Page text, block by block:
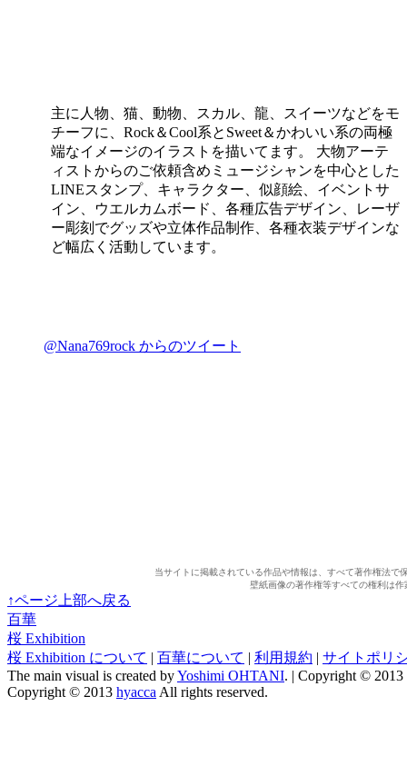
主に人物、猫、動物、スカル、龍、スイーツなどをモ
チーフに、Rock＆Cool系とSweet＆かわいい系の両極
端なイメージのイラストを描いてます。 大物アーテ
ィストからのご依頼含めミュージシャンを中心とした
LINEスタンプ、キャラクター、似顔絵、イベントサ
イン、ウエルカムボード、各種広告デザイン、レーザ
ー彫刻でグッズや立体作品制作、各種衣装デザインな
ど幅広く活動しています。
@Nana769rock からのツイート
当サイトに掲載されている作品や情報は、すべて著作権法
壁紙画像の著作権等すべての権利は
↑ページ上部へ戻る
百華
桜 Exhibition
桜 Exhibition について | 百華について | 利用規約 | サイトポリ
The main visual is created byYoshimi OHTANI. | Copyright © 2013
Copyright © 2013 hyacca All rights reserved.